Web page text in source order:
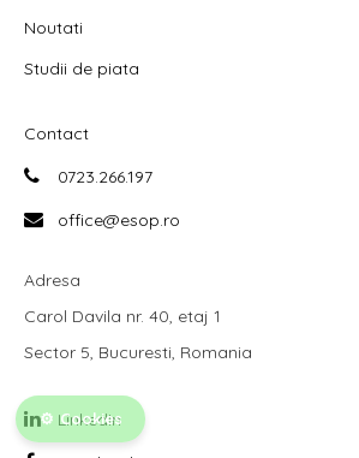
Noutati
Studii de piata
Contact
0723.266.197
office@esop.ro
Adresa
Carol Davila nr. 40, etaj 1
Sector 5, Bucuresti, Romania
LinkedIn
Cookies